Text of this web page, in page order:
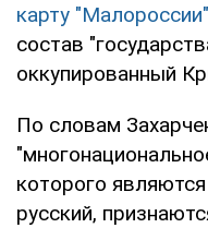
карту "Малороссии"
состав
оккупированный
По словам
которого
русский,